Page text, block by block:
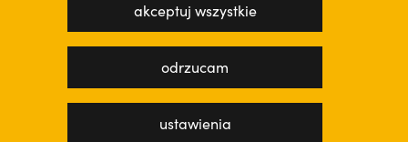
regulamin serwisu
akceptuj wszystkie
odrzucam
ustawienia